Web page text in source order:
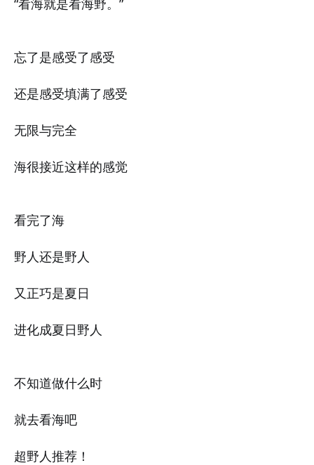
“看海就是看海野。”
忘了是感受了感受
还是感受填满了感受
无限与完全
海很接近这样的感觉
看完了海
野人还是野人
又正巧是夏日
进化成夏日野人
不知道做什么时
就去看海吧
超野人推荐！